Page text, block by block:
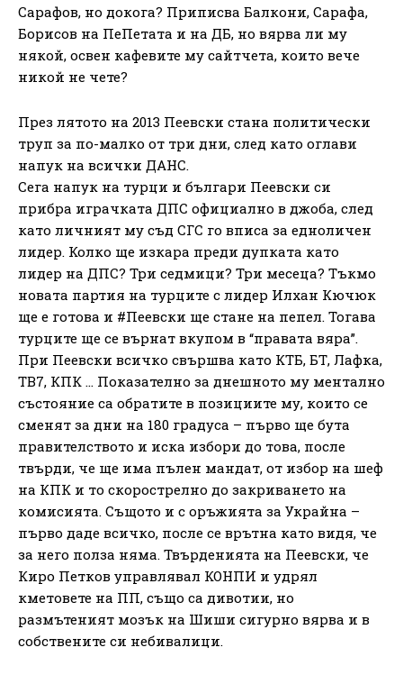
Сарафов, но докога? Приписва Балкони, Сарафа,
Борисов на ПеПетата и на ДБ, но вярва ли му
някой, освен кафевите му сайтчета, които вече
никой не чете?
През лятото на 2013 Пеевски стана политически
труп за по-малко от три дни, след като оглави
напук на всички ДАНС.
Сега напук на турци и българи Пеевски си
прибра играчката ДПС официално в джоба, след
като личният му съд СГС го вписа за едноличен
лидер. Колко ще изкара преди дупката като
лидер на ДПС? Три седмици? Три месеца? Тъкмо
новата партия на турците с лидер Илхан Кючюк
ще е готова и #Пеевски ще стане на пепел. Тогава
турците ще се върнат вкупом в “правата вяра”.
При Пеевски всичко свършва като КТБ, БТ, Лафка,
ТВ7, КПК … Показателно за днешното му ментално
състояние са обратите в позициите му, които се
сменят за дни на 180 градуса – първо ще бута
правителството и иска избори до това, после
твърди, че ще има пълен мандат, от избор на шеф
на КПК и то скорострелно до закриването на
комисията. Същото и с оръжията за Украйна –
първо даде всичко, после се врътна като видя, че
за него полза няма. Твърденията на Пеевски, че
Киро Петков управлявал КОНПИ и удрял
кметовете на ПП, също са дивотии, но
размътеният мозък на Шиши сигурно вярва и в
собствените си небивалици.